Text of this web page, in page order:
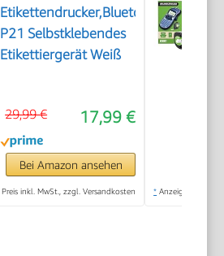
Etikettendrucker,Bluetooth
P21 Selbstklebendes
Etikettiergerät Weiß
17,99 €
29,99 €
Bei Amazon ansehen
Preis inkl. MwSt., zzgl. Versandkosten * Anzeige